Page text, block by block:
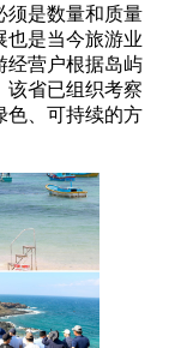
须是数量和质量
也是当今旅游业
经营户根据岛屿
该省已组织考察
色、可持续的方